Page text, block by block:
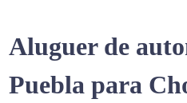
Aluguer de
Puebla para